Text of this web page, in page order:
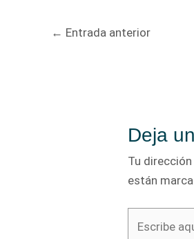
Navegación
← Entrada anterior
Deja
Tu
están